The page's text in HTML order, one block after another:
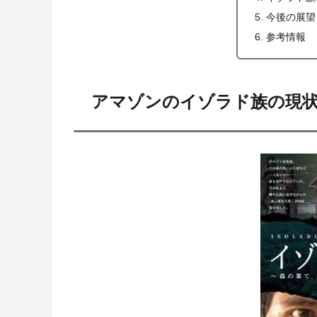
今後の展望
参考情報
アマゾンのイゾラド族の現